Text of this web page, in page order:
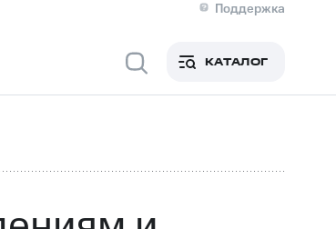
Поддержка
Медиа-центр
в регионе
КАТАЛОГ